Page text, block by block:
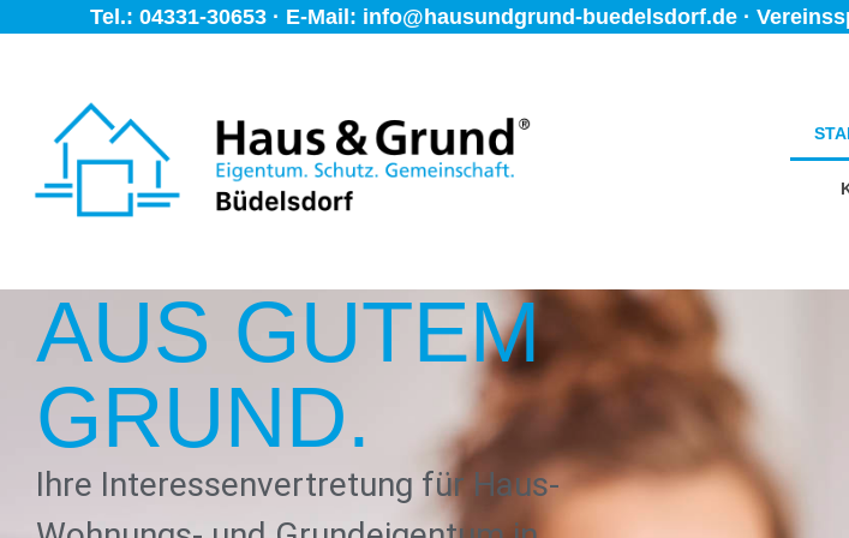
Tel.: 04331-30653 · E-Mail: info@hausundgrund-buedelsdorf.de ·
AUS GUTEM
GRUND.
Ihre Interessenvertretung für Haus-